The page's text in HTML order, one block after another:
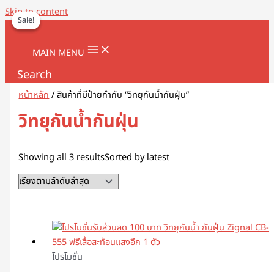
Skip to content
MAIN MENU
Search
หน้าหลัก/ สินค้าที่มีป้ายกำกับ “วิทยุกันน้ำกันฝุ่น”
วิทยุกันน้ำกันฝุ่น
Showing all 3 resultsSorted by latest
Sale!
โปรโมชั่น
Sale!